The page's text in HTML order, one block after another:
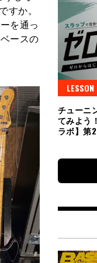
か。
を通っ
ースの
LESSON
チューニ
てみよう
ラボ】第